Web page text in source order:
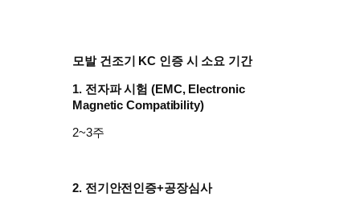
모발 건조기 KC 인증 시 소요 기간
1. 전자파 시험 (EMC, Electronic
Magnetic Compatibility)
2~3주
2. 전기안전인증+공장심사